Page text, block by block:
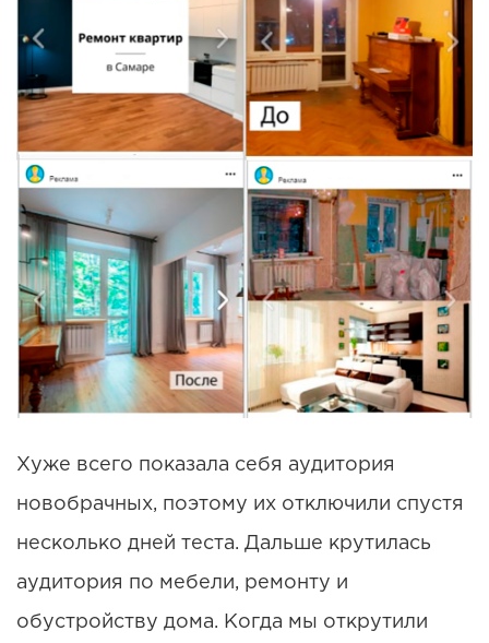
Хуже всего показала себя аудитория
новобрачных, поэтому их отключили спустя
несколько дней теста. Дальше крутилась
аудитория по мебели, ремонту и
обустройству дома. Когда мы открутили